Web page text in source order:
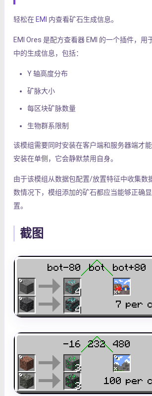
轻松在EMI 内查看矿石生成信息。
EMI Ores 是配方查看器 EMI 的一个插件，用
中的生成信息，包括：
Y 轴高度分布
矿脉大小
每区块矿脉数量
生物群系限制
该模组需要同时安装在客户端和服务器端才
安装在单侧，它会静默禁用自身。
由于该模组从数据包配置/放置特征中收集数
数情况下，模组添加的矿石都应当能够正确
置。
截图